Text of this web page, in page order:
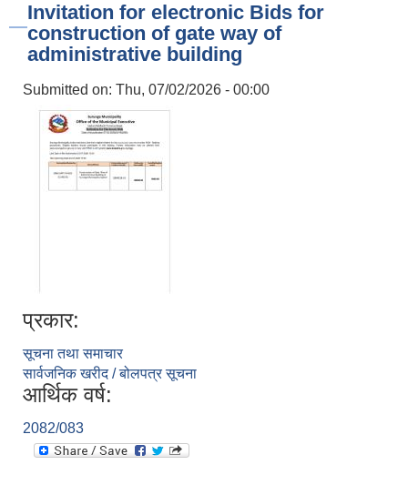
Invitation for electronic Bids for
construction of gate way of
administrative building
Submitted on: Thu, 07/02/2026 - 00:00
प्रकार:
सूचना तथा समाचार
सार्वजनिक खरीद / बोलपत्र सूचना
आर्थिक वर्ष:
2082/083